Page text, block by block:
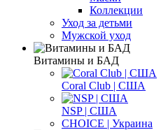
Коллекции
Уход за детьми
Мужской уход
Витамины и БАД
Coral Club | США
NSP | США
CHOICE | Украина